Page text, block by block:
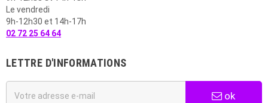
Le vendredi
9h-12h30 et 14h-17h
02 72 25 64 64
LETTRE D'INFORMATIONS
ok